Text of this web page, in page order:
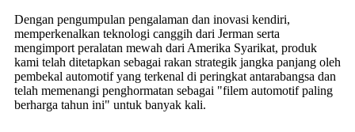
Dengan pengumpulan pengalaman dan inovasi kendiri,
memperkenalkan teknologi canggih dari Jerman serta
mengimport peralatan mewah dari Amerika Syarikat, produk
kami telah ditetapkan sebagai rakan strategik jangka panjang oleh
pembekal automotif yang terkenal di peringkat antarabangsa dan
telah memenangi penghormatan sebagai "filem automotif paling
berharga tahun ini" untuk banyak kali.